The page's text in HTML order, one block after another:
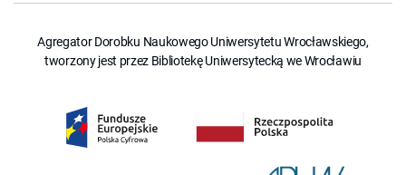
Agregator Dorobku Naukowego Uniwersytetu Wrocławskiego,
tworzony jest przez Bibliotekę Uniwersytecką we Wrocławiu